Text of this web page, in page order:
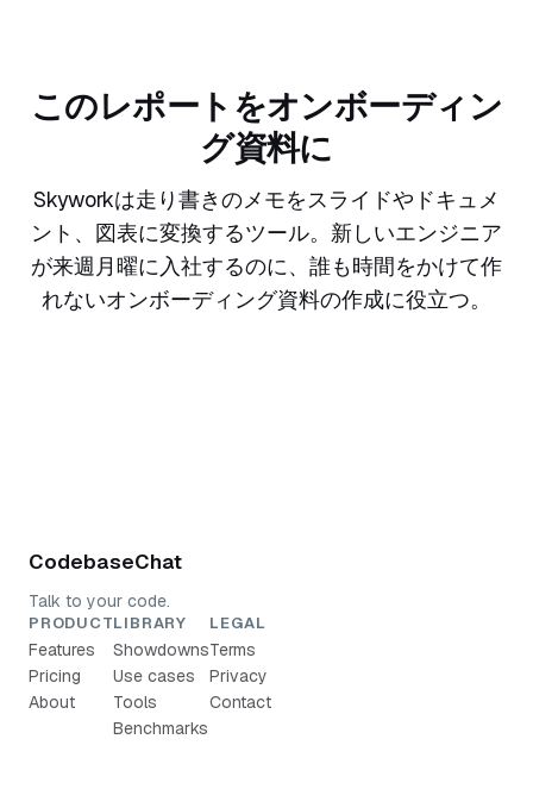
このレポートをオンボーディン
グ資料に
Skyworkは走り書きのメモをスライドやドキュメ
ント、図表に変換するツール。新しいエンジニア
が来週月曜に入社するのに、誰も時間をかけて作
れないオンボーディング資料の作成に役立つ。
CodebaseChat
Talk to your code.
PRODUCT
Features
Pricing
About
LIBRARY
Showdowns
Use cases
Tools
Benchmarks
LEGAL
Terms
Privacy
Contact